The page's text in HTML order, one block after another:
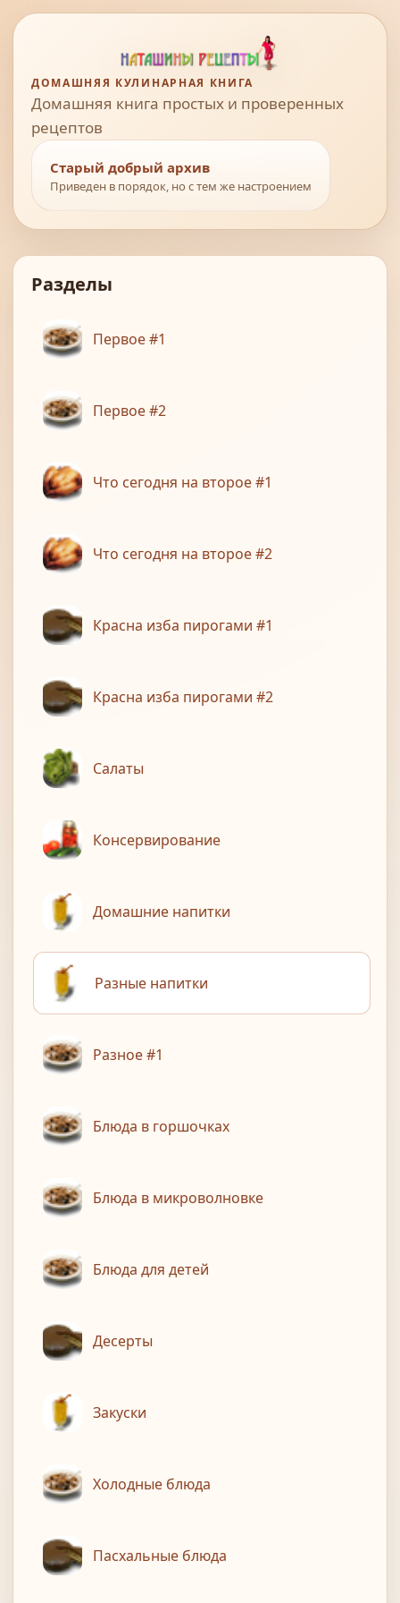
ДОМАШНЯЯ КУЛИНАРНАЯ КНИГА
Домашняя книга простых и проверенных
рецептов
Старый добрый архив
Приведен в порядок, но с тем же настроением
Разделы
Первое #1
Первое #2
Что сегодня на второе #1
Что сегодня на второе #2
Красна изба пирогами #1
Красна изба пирогами #2
Салаты
Консервирование
Домашние напитки
Разные напитки
Разное #1
Блюда в горшочках
Блюда в микроволновке
Блюда для детей
Десерты
Закуски
Холодные блюда
Пасхальные блюда